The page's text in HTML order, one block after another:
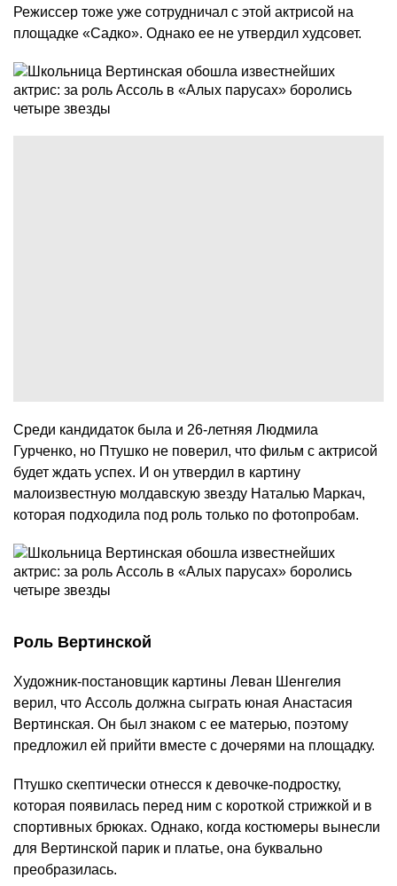
Режиссер тоже уже сотрудничал с этой актрисой на
площадке «Садко». Однако ее не утвердил худсовет.
Среди кандидаток была и 26-летняя Людмила
Гурченко, но Птушко не поверил, что фильм с актрисой
будет ждать успех. И он утвердил в картину
малоизвестную молдавскую звезду Наталью Маркач,
которая подходила под роль только по фотопробам.
Роль Вертинской
Художник-постановщик картины Леван Шенгелия
верил, что Ассоль должна сыграть юная Анастасия
Вертинская. Он был знаком с ее матерью, поэтому
предложил ей прийти вместе с дочерями на площадку.
Птушко скептически отнесся к девочке-подростку,
которая появилась перед ним с короткой стрижкой и в
спортивных брюках. Однако, когда костюмеры вынесли
для Вертинской парик и платье, она буквально
преобразилась.